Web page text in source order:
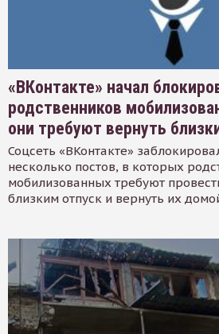
«ВКонтакте» начал
родственников
они требуют вернуть
Соцсеть «ВКонтакте»
несколько постов, в которых
мобилизованных требуют
близким отпуск и вернуть их